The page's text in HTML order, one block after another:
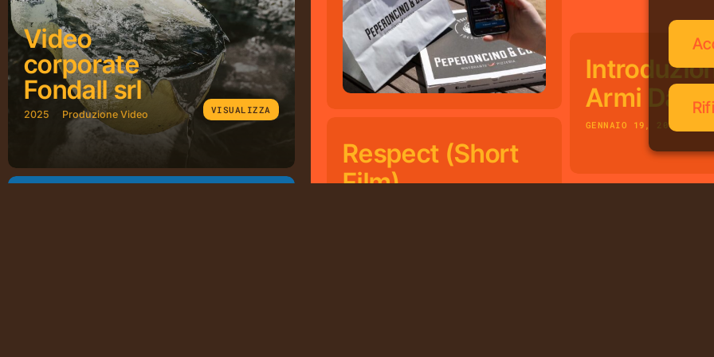
Video
corporate
Fondall srl
2025 Produzione Video VISUALIZZA
Armi Da
GENNAIO 19, 2025
Respect (short
Film)